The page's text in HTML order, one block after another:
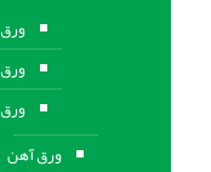
ورق A283
ورق A516
ورق ST52
ورق آهن